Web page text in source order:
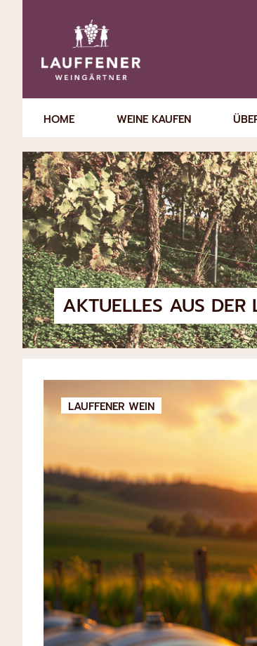
HOME WEINE KAUFEN
AKTUELLES AUS DER
LAUFFENER WEIN